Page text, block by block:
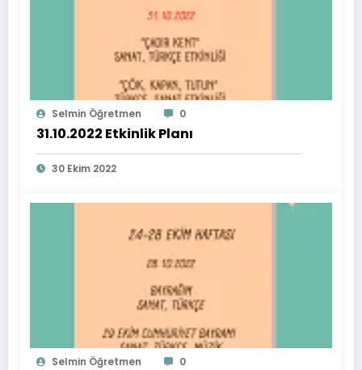
Selmin Öğretmen 0
31.10.2022 Etkinlik Planı
30 Ekim 2022
Selmin Öğretmen 0